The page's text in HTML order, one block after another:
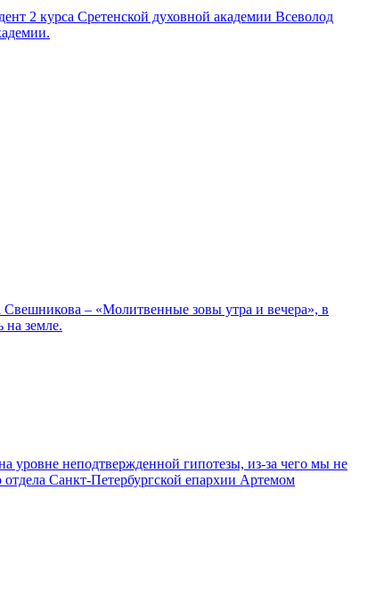
2 курса Сретенской духовной академии Всеволод
– «Молитвенные зовы утра и вечера», в
на земле.
уровне неподтвержденной гипотезы, из-за чего мы не
отдела Санкт-Петербургской епархии Артемом